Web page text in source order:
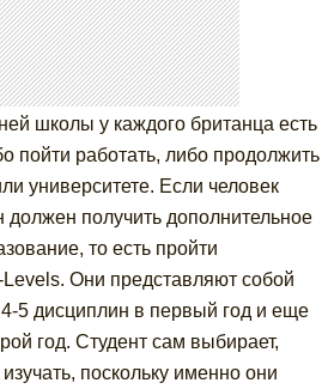
школы у каждого британца есть
пойти работать, либо продолжить
университете. Если человек
должен получить дополнительное
то есть пройти
Они представляют собой
5 дисциплин в первый год и еще
год. Студент сам выбирает,
поскольку именно они